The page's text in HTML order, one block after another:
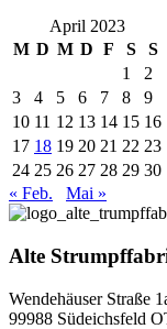
April 2023
M D M D F S
S
1
2
3
4 5 6 7 8
9
10 11 12 13 14 15 16
17 18 19 20 21 22 23
24 25 26 27 28 29 30
« Feb.
Mai »
Alte
Wendehäuser Straße
99988 Südeichsfeld